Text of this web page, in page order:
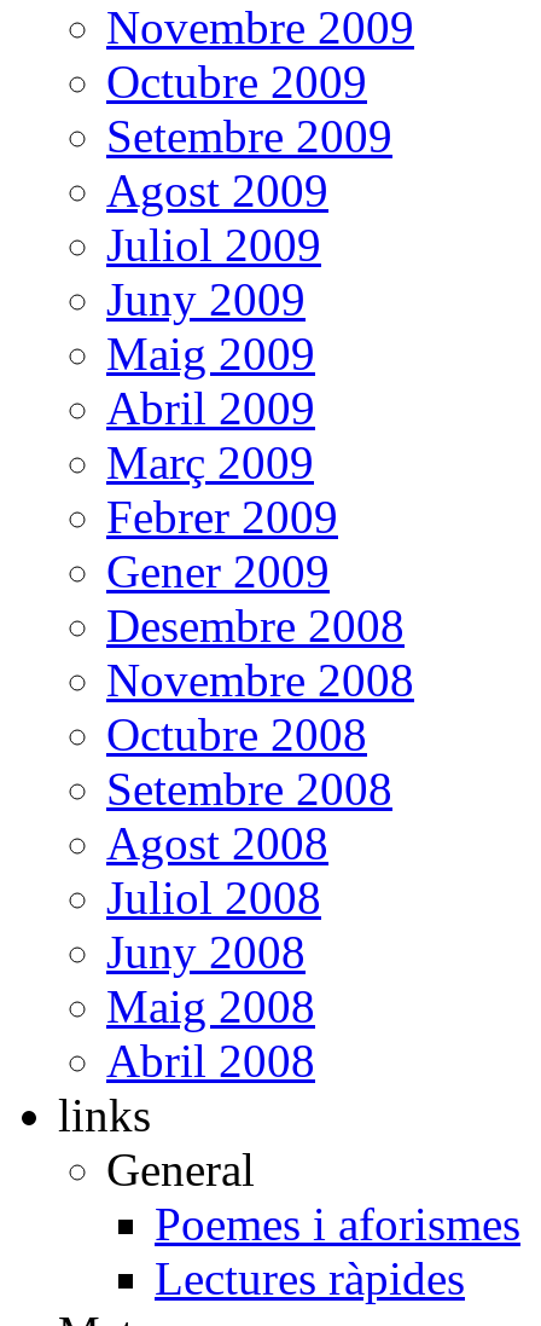
Novembre 2009
Octubre 2009
Setembre 2009
Agost 2009
Juliol 2009
Juny 2009
Maig 2009
Abril 2009
Març 2009
Febrer 2009
Gener 2009
Desembre 2008
Novembre 2008
Octubre 2008
Setembre 2008
Agost 2008
Juliol 2008
Juny 2008
Maig 2008
Abril 2008
links
General
Poemes i aforismes
Lectures ràpides